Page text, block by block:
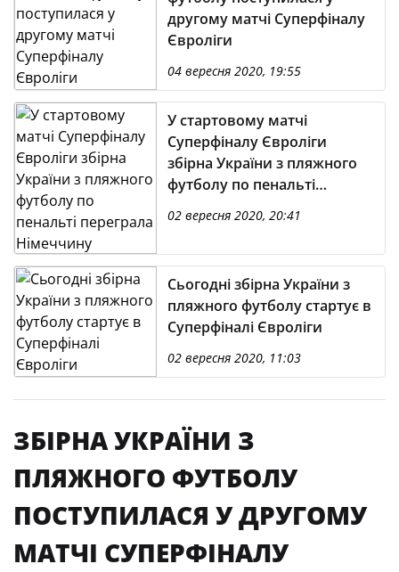
другому матчі Суперфіналу
Євроліги
04 вересня 2020, 19:55
У стартовому матчі
Суперфіналу Євроліги
збірна України з пляжного
футболу по пенальті
02 вересня 2020, 20:41
Сьогодні збірна України з
пляжного футболу стартує в
Суперфіналі Євроліги
02 вересня 2020, 11:03
ЗБІРНА УКРАЇНИ З
ПЛЯЖНОГО ФУТБОЛУ
ПОСТУПИЛАСЯ У ДРУГОМУ
МАТЧІ СУПЕРФІНАЛУ